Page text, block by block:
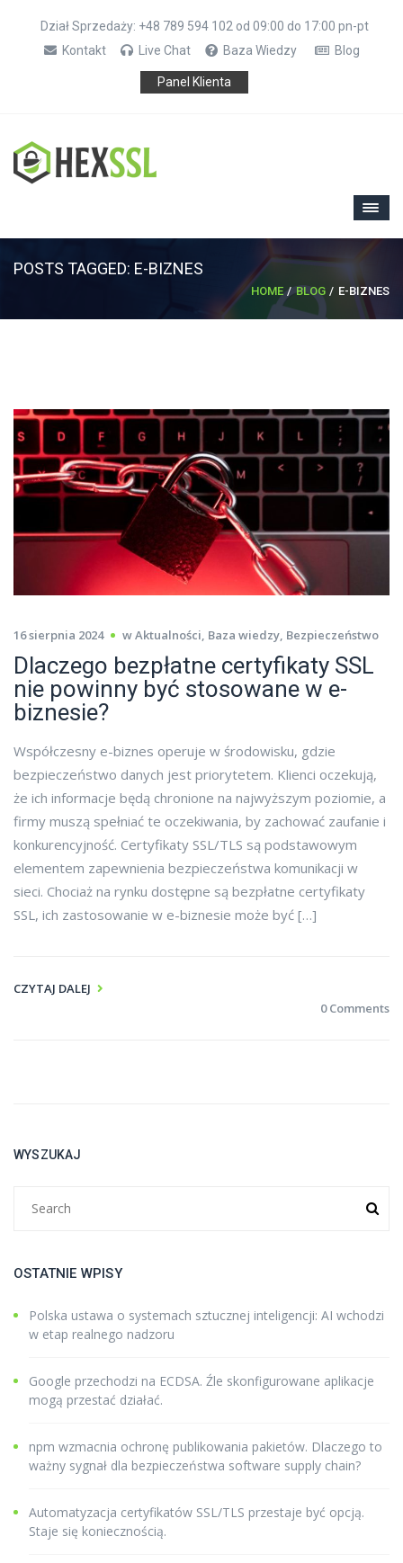
Dział Sprzedaży: +48 789 594 102 od 09:00 do 17:00 pn-pt
Kontakt
Live Chat Baza Wiedzy Blog
Panel Klienta
POSTS TAGGED: E-BIZNES
HOME BLOG E-BIZNES
16 sierpnia 2024 wAktualności, Baza wiedzy, Bezpieczeństwo
Dlaczego bezpłatne certyfikaty SSL
nie powinny być stosowane w e-
biznesie?
Współczesny e-biznes operuje w środowisku, gdzie
bezpieczeństwo danych jest priorytetem. Klienci oczekują,
że ich informacje będą chronione na najwyższym poziomie, a
firmy muszą spełniać te oczekiwania, by zachować zaufanie i
konkurencyjność. Certyfikaty SSL/TLS są podstawowym
elementem zapewnienia bezpieczeństwa komunikacji w
sieci. Chociaż na rynku dostępne są bezpłatne certyfikaty
SSL, ich zastosowanie w e-biznesie może być […]
CZYTAJ DALEJ
0 Comments
WYSZUKAJ
OSTATNIE WPISY
Polska ustawa o systemach sztucznej inteligencji: AI wchodzi
w etap realnego nadzoru
Google przechodzi na ECDSA. Źle skonfigurowane aplikacje
mogą przestać działać.
npm wzmacnia ochronę publikowania pakietów. Dlaczego to
ważny sygnał dla bezpieczeństwa software supply chain?
Automatyzacja certyfikatów SSL/TLS przestaje być opcją.
Staje się koniecznością.